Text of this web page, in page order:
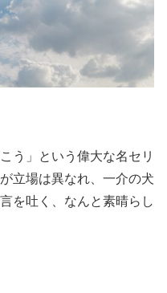
う」という偉大な名セリ
立場は異なれ、一介の犬
を吐く、なんと素晴らし